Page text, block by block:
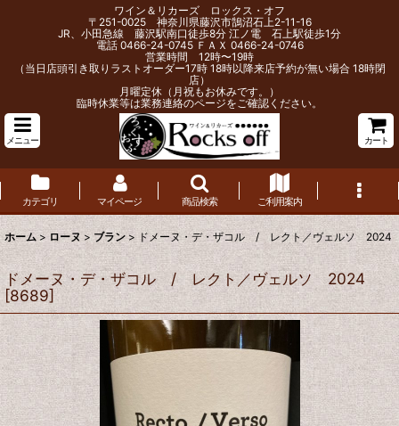
ワイン＆リカーズ ロックス・オフ
〒251-0025 神奈川県藤沢市鵠沼石上2-11-16
JR、小田急線 藤沢駅南口徒歩8分 江ノ電 石上駅徒歩1分
電話 0466-24-0745 ＦＡＸ 0466-24-0746
営業時間 12時〜19時
（当日店頭引き取りラストオーダー17時 18時以降来店予約が無い場合 18時閉
店）
月曜定休（月祝もお休みです。）
臨時休業等は業務連絡のページをご確認ください。
メニュー カート
カテゴリ マイページ 商品検索 ご利用案内
ホーム > ローヌ > ブラン > ドメーヌ・デ・ザコル / レクト／ヴェルソ 2024
ドメーヌ・デ・ザコル / レクト／ヴェルソ 2024
[8689]